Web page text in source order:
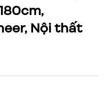
Nội thất